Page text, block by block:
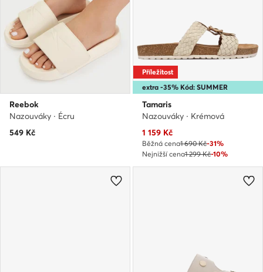
Reebok
Nazouváky · Écru
549 Kč
extra -35% Kód: SUMMER
Příležitost
Tamaris
Nazouváky · Krémová
Aktuální cena
1 159 Kč
Běžná cena1 690 Kč-31%
Nejnižší cena1 299 Kč-10%